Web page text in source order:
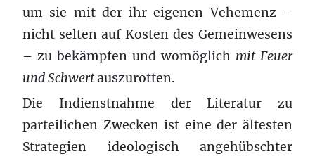
um sie mit der ihr eigenen Vehemenz –
nicht selten auf Kosten des Gemeinwesens
– zu bekämpfen und womöglich mit Feuer
und Schwertauszurotten.
Die Indienstnahme der Literatur zu
parteilichen Zwecken ist eine der ältesten
Strategien ideologisch angehübschter